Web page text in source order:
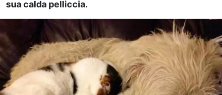
sua calda pelliccia.